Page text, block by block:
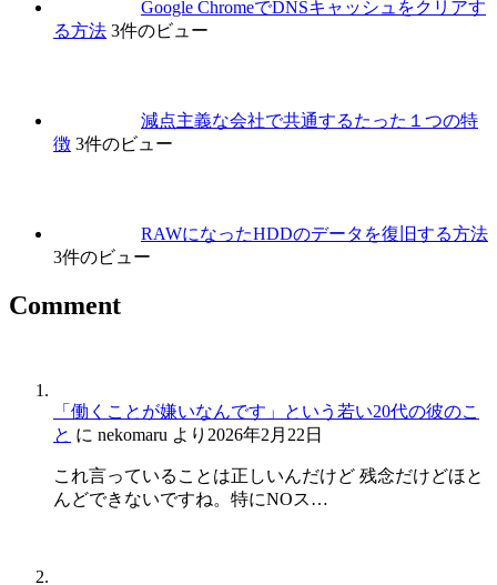
Google ChromeでDNSキャッシュをクリアす
る方法 3件のビュー
減点主義な会社で共通するたった１つの特
徴 3件のビュー
RAWになったHDDのデータを復旧する方法
3件のビュー
Comment
「働くことが嫌いなんです」という若い20代の彼のこ
と に nekomaru より 2026年2月22日
これ言っていることは正しいんだけど 残念だけどほと
んどできないですね。特にNOス…